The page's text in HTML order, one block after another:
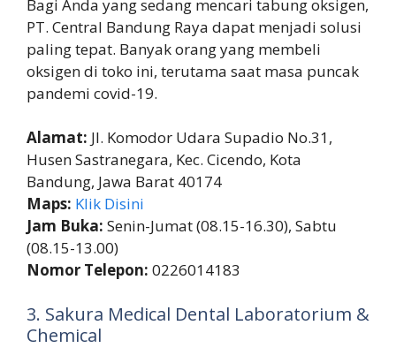
Bagi Anda yang sedang mencari tabung oksigen,
PT. Central Bandung Raya dapat menjadi solusi
paling tepat. Banyak orang yang membeli
oksigen di toko ini, terutama saat masa puncak
pandemi covid-19.
Alamat: Jl. Komodor Udara Supadio No.31,
Husen Sastranegara, Kec. Cicendo, Kota
Bandung, Jawa Barat 40174
Maps: Klik Disini
Jam Buka: Senin-Jumat (08.15-16.30), Sabtu
(08.15-13.00)
Nomor Telepon: 0226014183
3. Sakura Medical Dental Laboratorium &
Chemical